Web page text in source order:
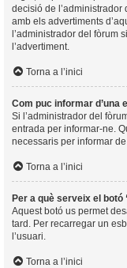
decisió de l’administrador
amb els advertiments
l’administrador del fòrum
l’advertiment.
Torna a l’inici
Com puc informar d’una
Si l’administrador del
entrada per informar-ne.
necessaris per informar de
Torna a l’inici
Per a què serveix el botó
Aquest botó us permet
tard. Per recarregar un
l’usuari.
Torna a l’inici